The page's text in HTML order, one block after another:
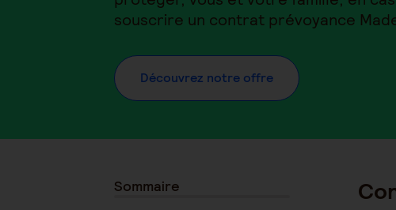
souscrire un contrat prévoyance
Découvrez notre offre
Sommaire